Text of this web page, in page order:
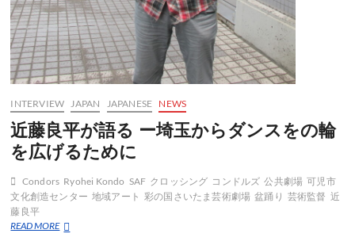
け
た
い
も
の
と
INTERVIEW
JAPAN JAPANESE NEWS
近藤良平が語る ー埼玉からダンスをの輪
を広げるために
Condors Ryohei Kondo SAF クロッシング コンドルズ 公共劇場 可児市
文化創造センター 地域アート 彩の国さいたま芸術劇場 盆踊り 芸術監督 近
藤良平
READ MORE近